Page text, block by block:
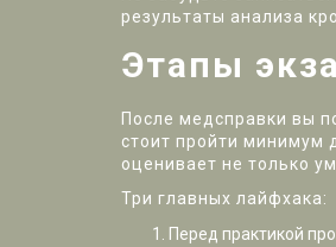
результаты анализа
Этапы
После медсправки вы
стоит пройти минимум
оценивает не только
Три главных лайфхака:
Перед практикой